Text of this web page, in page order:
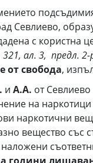
Севлиево,
с користна
321, ал. 3, предл.
от свобода,
и А.А. от
на
наркотични
вещество